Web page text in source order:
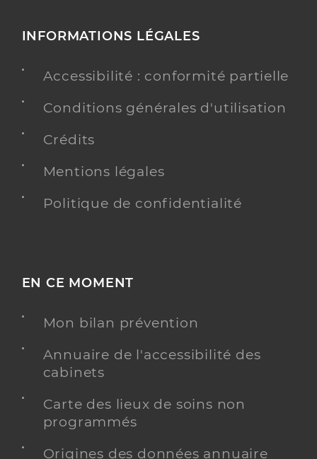
INFORMATIONS LÉGALES
Accessibilité : conformité partielle
Conditions générales d'utilisation
Crédits
Mentions légales
Politique de confidentialité
EN CE MOMENT
Mon bilan prévention
Annuaire de l'accessibilité des
cabinets
Carte des lieux de soins non
programmés
Origines des données annuaire